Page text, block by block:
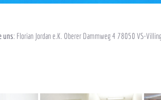
uns: Florian Jordan e.K. Oberer Dammweg 4 78050 VS-